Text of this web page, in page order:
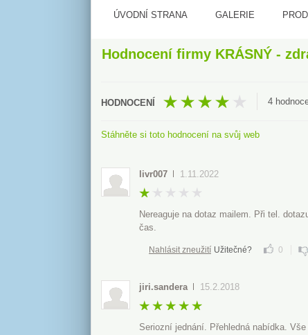
ÚVODNÍ STRANA GALERIE
Hodnocení firmy KRÁSNÝ -
4
Stáhněte si toto hodnocení na svůj web
livr007 1.11.2022
Nereaguje na dotaz mailem. Při tel.
čas.
Nahlásit zneužití Užitečné? 0
jiri.sandera 15.2.2018
Seriozní jednání. Přehledná nabídka.